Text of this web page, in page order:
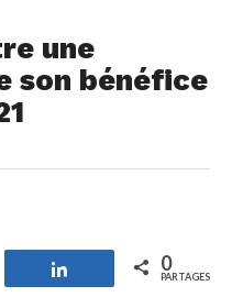
une
son bénéfice
Partagez 0
PARTAGES